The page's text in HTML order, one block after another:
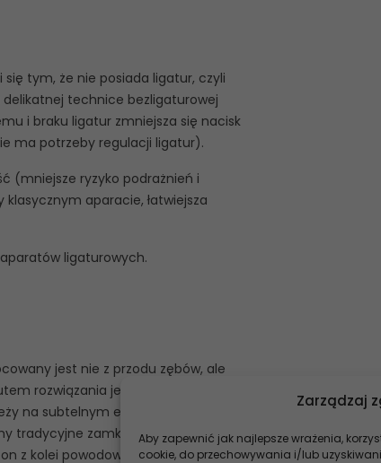
Zarządzaj
Aby zapewnić jak najlepsze wrażenia,
cookie, do przechowywania i/lub
tym, że nie posiada ligatur, czyli
technice bezligaturowej
i braku ligatur zmniejsza się nacisk
ma potrzeby regulacji ligatur).
(mniejsze ryzyko podrażnień i
aparacie, łatwiejsza
ligaturowych.
jest nie z przodu zębów, ale
rozwiązania jest niewidoczność
na subtelnym efekcie
tradycyjne zamki oraz te
z kolei powodować niewyraźną